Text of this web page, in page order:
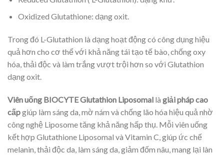
Oxidized Glutathione: dạng oxit.
Trong đó L-Glutathion là dạng hoạt động có công dụng hiệu
quả hơn cho cơ thể với khả năng tái tạo tế bào, chống oxy
hóa, thải độc và làm trắng vượt trội hơn so với Glutathion
dạng oxit.
Viên uống BIOCYTE Glutathion Liposomal là giải pháp cao
cấpgiúp làm sáng da, mờ nám và chống lão hóa hiệu quả nhờ
công nghệ Liposome tăng khả năng hấp thụ. Mỗi viên uống
kết hợp Glutathione Liposomal và Vitamin C, giúp ức chế
melanin, thải độc da, làm sáng da, giảm đốm nâu, mang lại làn